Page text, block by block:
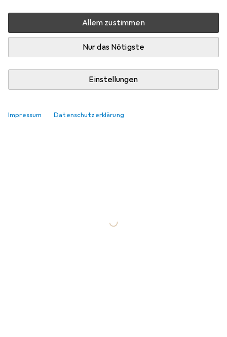
Allem zustimmen
Nur das Nötigste
Einstellungen
Impressum Datenschutzerklärung